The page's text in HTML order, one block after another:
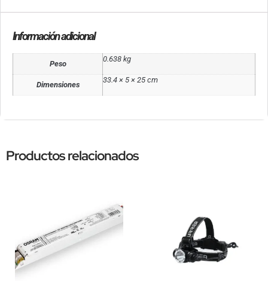
Información adicional
Peso
0.638 kg
Dimensiones
33.4 × 5 × 25 cm
Productos relacionados